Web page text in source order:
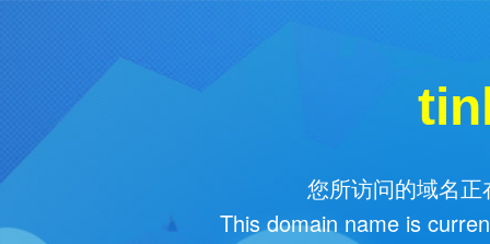
您所访问的域名
This domain name is